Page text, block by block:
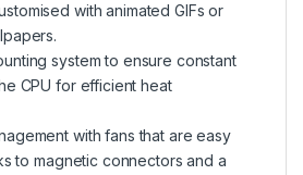
with animated GIFs or
system to ensure constant
CPU for efficient heat
with fans that are easy
to magnetic connectors and a